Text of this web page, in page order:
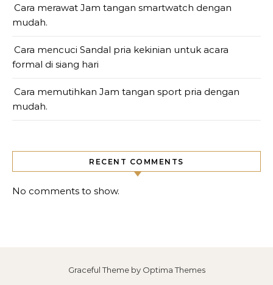
Cara merawat Jam tangan smartwatch dengan
mudah.
Cara mencuci Sandal pria kekinian untuk acara
formal di siang hari
Cara memutihkan Jam tangan sport pria dengan
mudah.
RECENT COMMENTS
No comments to show.
Graceful Theme by Optima Themes